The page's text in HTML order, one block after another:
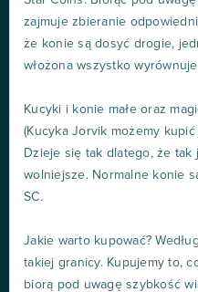
zajmuje zbieranie
że konie są dosyć drogie,
włożona wszystko
Kucyki i konie małe oraz
(Kucyka Jorvik możemy
Dzieje się tak dlatego, że tak
wolniejsze. Normalne konie
SC.
Jakie warto kupować?
takiej granicy. Kupujemy to,
biorą pod uwagę szybkość